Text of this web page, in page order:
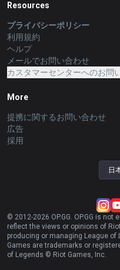
Resources
プライバシーポリシー
利用規約
ヘルプ
メールでお問い合わせ
カスタマーセンターへのお問
More
提携に関するお問い合わせ
広告
採用
日
© 2012-2026 OP.GG. OP.GG is
reflect the views or opinions of
producing or managing League of
Games are trademarks or
of Legends © Riot Games, Inc.